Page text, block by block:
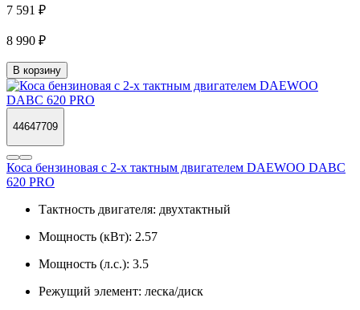
7 591 ₽
8 990 ₽
В корзину
44647709
Коса бензиновая c 2-х тактным двигателем DAEWOO DABC
620 PRO
Тактность двигателя: двухтактный
Мощность (кВт): 2.57
Мощность (л.с.): 3.5
Режущий элемент: леска/диск